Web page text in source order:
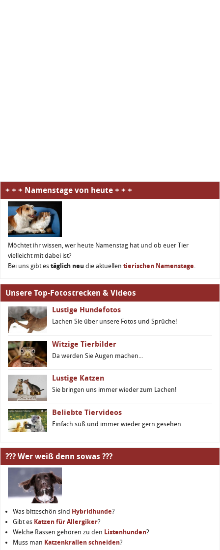
+ + + Namenstage von heute + + +
Möchtet ihr wissen, wer heute Namenstag hat und ob euer Tier
vielleicht mit dabei ist?
Bei uns gibt es täglich neu die aktuellen tierischen Namenstage.
Unsere Top-Fotostrecken & Videos
Lustige Hundefotos
Lachen Sie über unsere Fotos und Sprüche!
Witzige Tierbilder
Da werden Sie Augen machen...
Lustige Katzen
Sie bringen uns immer wieder zum Lachen!
Beliebte Tiervideos
Einfach süß und immer wieder gern gesehen.
??? Wer weiß denn sowas ???
Was bitteschön sind Hybridhunde?
Gibt es Katzen für Allergiker?
Welche Rassen gehören zu den Listenhunden?
Muss man Katzenkrallen schneiden?